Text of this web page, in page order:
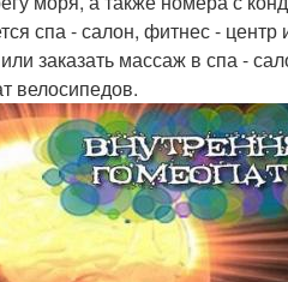
спа - салон, фитнес - центр
заказать массаж в спа -
велосипедов.